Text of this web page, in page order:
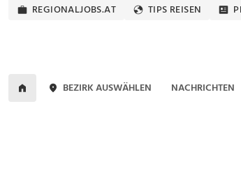
REGIONALJOBS.AT TIPS REISEN
BEZIRK AUSWÄHLEN NACHRICHTEN